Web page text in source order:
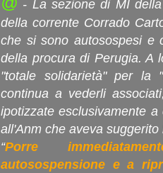
- La sezione di MI
della corrente Corrado
che si sono autosospesi e
della procura di Perugia. A
"totale solidarietà" per la
continua a vederli
ipotizzate esclusivamente
all'Anm che aveva suggerito
“Porre
autosospensione e a